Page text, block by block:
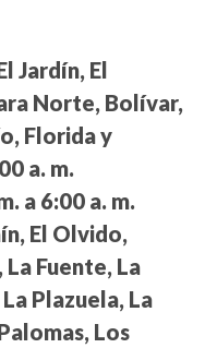
Jardín, El
Norte, Bolívar,
Florida y
a. m.
a 6:00 a. m.
El Olvido,
Fuente, La
Plazuela, La
Los